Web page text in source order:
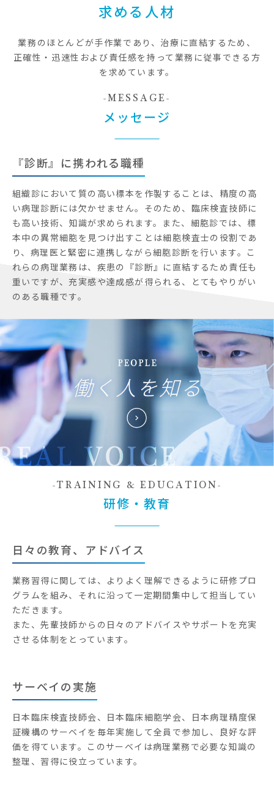
求める人材
業務のほとんどが手作業であり、治療に直結するため、
正確性・迅速性および責任感を持って業務に従事できる方
を求めています。
MESSAGE
メッセージ
『診断』に携われる職種
組織診において質の高い標本を作製することは、精度の高
い病理診断には欠かせません。そのため、臨床検査技師に
も高い技術、知識が求められます。また、細胞診では、標
本中の異常細胞を見つけ出すことは細胞検査士の役割であ
り、病理医と緊密に連携しながら細胞診断を行います。こ
れらの病理業務は、疾患の『診断』に直結するため責任も
重いですが、充実感や達成感が得られる、とてもやりがい
のある職種です。
TRAINING & EDUCATION
研修・教育
日々の教育、アドバイス
業務習得に関しては、よりよく理解できるように研修プロ
グラムを組み、それに沿って一定期間集中して担当してい
ただきます。
また、先輩技師からの日々のアドバイスやサポートを充実
させる体制をとっています。
サーベイの実施
日本臨床検査技師会、日本臨床細胞学会、日本病理精度保
証機構のサーベイを毎年実施して全員で参加し、良好な評
価を得ています。このサーベイは病理業務で必要な知識の
整理、習得に役立っています。